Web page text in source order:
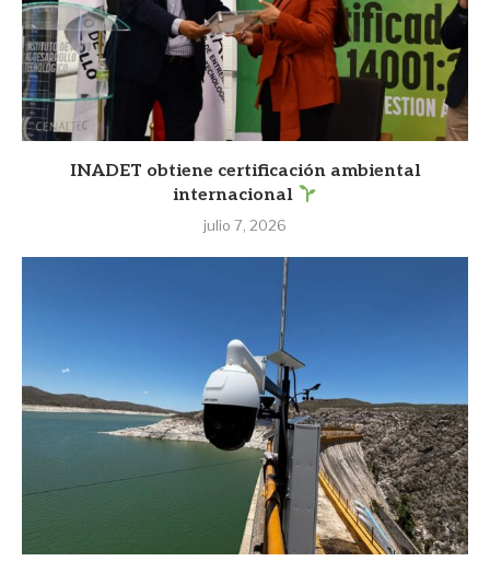
INADET obtiene certificación ambiental
internacional
julio 7, 2026